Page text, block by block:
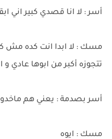
أسر : لا انا قصدي كبير اني
مسك : لا ابدا انت كده مش
تتجوزه أكبر من ابوها عادي
أسر بصدمة : يعني هم
مسك : ايوه